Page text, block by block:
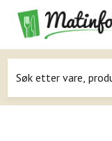
Navigasjon